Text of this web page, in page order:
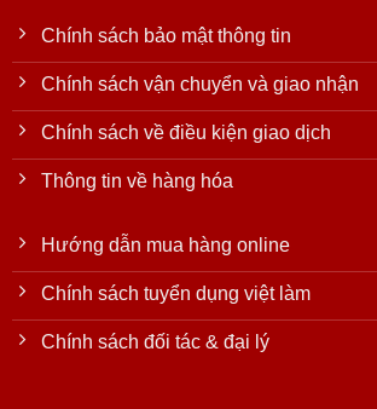
Chính sách bảo mật thông tin
Chính sách vận chuyển và giao nhận
Chính sách về điều kiện giao dịch
Thông tin về hàng hóa
Hướng dẫn mua hàng online
Chính sách tuyển dụng việt làm
Chính sách đối tác & đại lý